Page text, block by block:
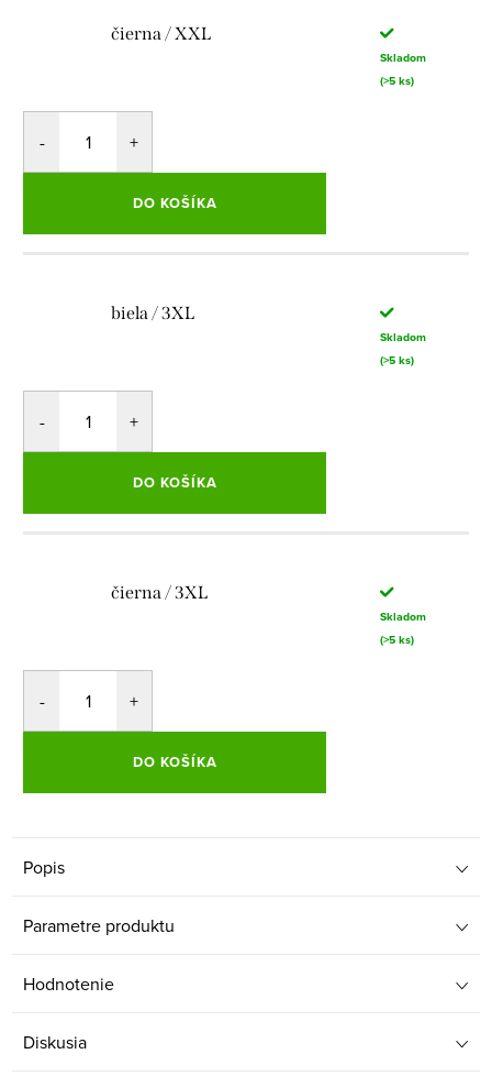
čierna / XXL
Skladom
(>5 ks)
DO KOŠÍKA
biela / 3XL
Skladom
(>5 ks)
DO KOŠÍKA
čierna / 3XL
Skladom
(>5 ks)
DO KOŠÍKA
Popis
Parametre produktu
Hodnotenie
Diskusia